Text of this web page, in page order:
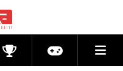
CompétitionsActu jeux